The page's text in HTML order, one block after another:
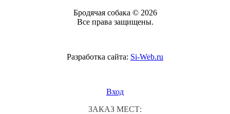
Бродячая собака © 2026
Все права защищены.
Разработка сайта: Si-Web.ru
Вход
ЗАКАЗ МЕСТ: